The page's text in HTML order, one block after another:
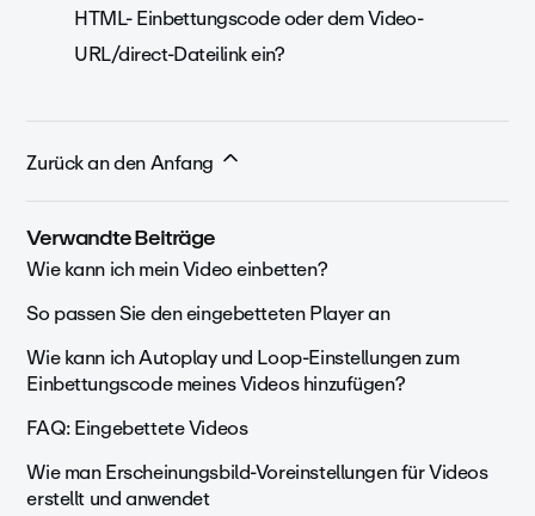
HTML- Einbettungscode oder dem Video-
URL/direct-Dateilink ein?
Zurück an den Anfang
Verwandte Beiträge
Wie kann ich mein Video einbetten?
So passen Sie den eingebetteten Player an
Wie kann ich Autoplay und Loop-Einstellungen zum
Einbettungscode meines Videos hinzufügen?
FAQ: Eingebettete Videos
Wie man Erscheinungsbild-Voreinstellungen für Videos
erstellt und anwendet